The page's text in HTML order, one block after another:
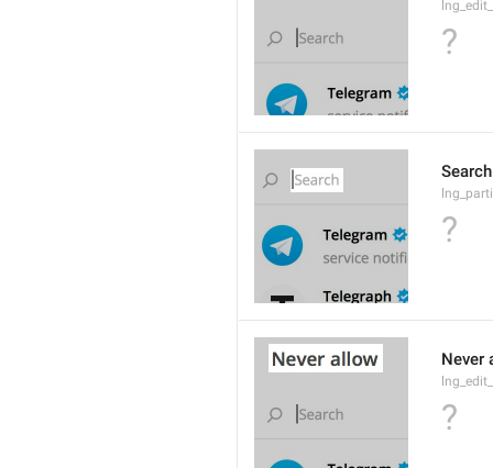
?
Search
?
Never
?